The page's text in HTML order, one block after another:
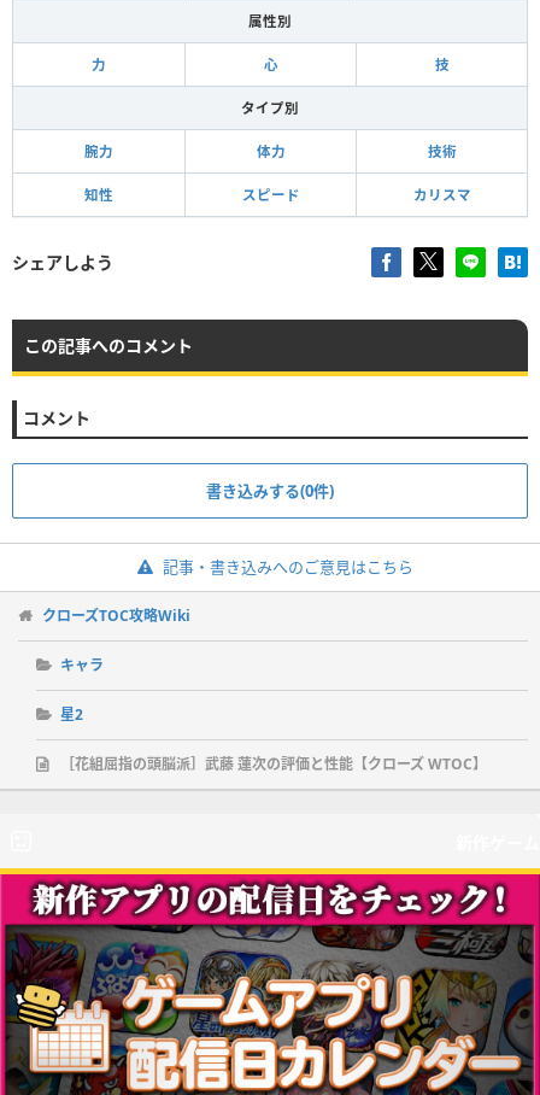
属性別
力 心 技
タイプ別
腕力 体力 技術
知性 スピード カリスマ
シェアしよう
この記事へのコメント
コメント
書き込みする(0件)
記事・書き込みへのご意見はこちら
クローズTOC攻略Wiki
キャラ
星2
［花組屈指の頭脳派］武藤 蓮次の評価と性能【クローズ WTOC】